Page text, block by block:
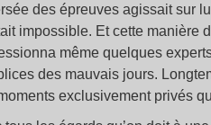
des épreuves agissait sur
impossible. Et cette manière
même quelques
des mauvais jours.
exclusivement privés